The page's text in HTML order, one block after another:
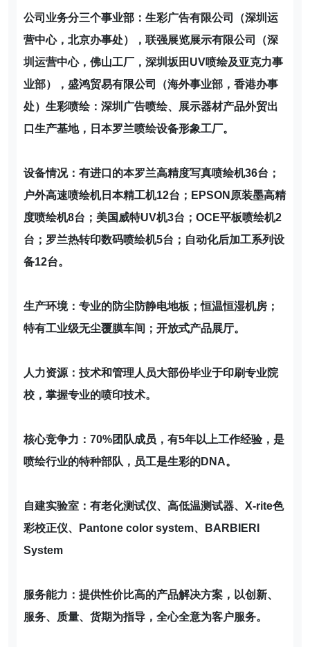
公司业务分三个事业部：生彩广告有限公司（深圳运
营中心，北京办事处），联强展览展示有限公司（深
圳运营中心，佛山工厂，深圳坂田UV喷绘及亚克力事
业部），盛鸿贸易有限公司（海外事业部，香港办事
处）生彩喷绘：深圳广告喷绘、展示器材产品外贸出
口生产基地，日本罗兰喷绘设备形象工厂。
设备情况：有进口的本罗兰高精度写真喷绘机36台；
户外高速喷绘机日本精工机12台；EPSON原装墨高精
度喷绘机8台；美国威特UV机3台；OCE平板喷绘机2
台；罗兰热转印数码喷绘机5台；自动化后加工系列设
备12台。
生产环境：专业的防尘防静电地板；恒温恒湿机房；
特有工业级无尘覆膜车间；开放式产品展厅。
人力资源：技术和管理人员大部份毕业于印刷专业院
校，掌握专业的喷印技术。
核心竞争力：70%团队成员，有5年以上工作经验，是
喷绘行业的特种部队，员工是生彩的DNA。
自建实验室：有老化测试仪、高低温测试器、X-rite色
彩校正仪、Pantone color system、BARBIERI
System
服务能力：提供性价比高的产品解决方案，以创新、
服务、质量、货期为指导，全心全意为客户服务。